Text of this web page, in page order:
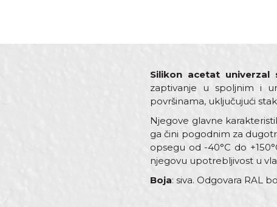
Silikon acetat univerzal
zaptivanje u spoljnim i
površinama, uključujući
Njegove glavne
ga čini pogodnim za
opsegu od -40°C do
njegovu upotrebljivost u
Boja: siva. Odgovara RAL